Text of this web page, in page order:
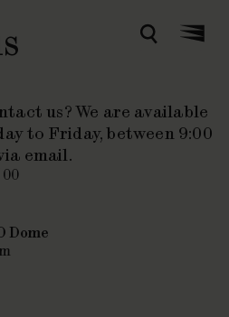
ZoekenMenu
us? We are available
to Friday, between 9:00
email.
00
Dome